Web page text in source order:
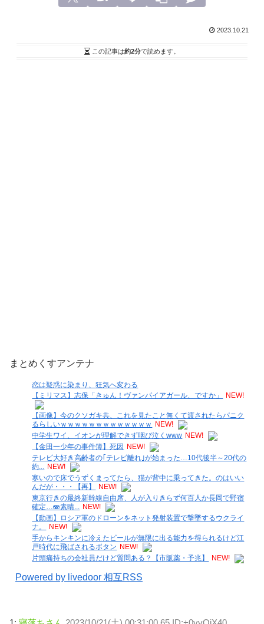
2023.10.21
この記事は約2分で読めます。
まとめくすアンテナ
恋は疑惑に染まり、狂気へ変わる
【ミリマス】志保「きゅん！ヴァンパイアガール、ですか」
NEW!
【画像】今のクソガキ共、これを見たこと無くて渡されたらパニク
るらしいｗｗｗｗｗｗｗｗｗｗｗｗｗ
NEW!
中学生ワイ、イオンが理解できず咽び泣くwww NEW!
【金田一少年の事件簿】死因
NEW!
テレビ大好き高齢者の｢テレビ離れ｣が始まった…10代後半～20代の
約... NEW!
寒いので床でうずくまってたら、猫が背中に乗ってきた。のはいい
んだが・・・【再】
NEW!
東京行きの最終新幹線自由席、人が入りきらず何百人か長岡で野宿
確定…🫨素晴... NEW!
【動画】ロシア軍のドローンをネット発射装置で撃墜するウクライ
ナ。
NEW!
手からキンキンに冷えたビールが無限に出る能力を得られるけど江
戸時代に飛ばされるボタン NEW!
片頭痛持ちの会社員だけど質問ある？【市販薬・予兆】
NEW!
Powered by livedoor 相互RSS